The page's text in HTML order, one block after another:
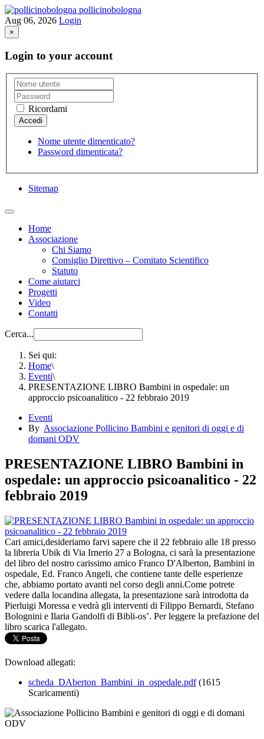
pollicinobologna
Aug 06, 2026 Login
×
Login to your account
Ricordami
Nome utente dimenticato?
Password dimenticata?
Sitemap
Home
Associazione
Chi Siamo
Consiglio Direttivo – Comitato Scientifico
Statuto
Come aiutarci
Progetti
Video
Contatti
Cerca...
Sei qui:
Home\
Eventi\
PRESENTAZIONE LIBRO Bambini in ospedale: un
approccio psicoanalitico - 22 febbraio 2019
Eventi
By Associazione Pollicino Bambini e genitori di oggi e di
domani ODV
PRESENTAZIONE LIBRO Bambini in
ospedale: un approccio psicoanalitico - 22
febbraio 2019
Cari amici,desideriamo farvi sapere che il 22 febbraio alle 18 presso
la libreria Ubik di Via Irnerio 27 a Bologna, ci sarà la presentazione
del libro del nostro carissimo amico Franco D'Alberton, Bambini in
ospedale, Ed. Franco Angeli, che contiene tante delle esperienze
che, abbiamo portato avanti nel corso degli anni.Come potrete
vedere dalla locandina allegata, la presentazione sarà introdotta da
Pierluigi Moressa e vedrà gli interventi di Filippo Bernardi, Stefano
Bolognini e Ilaria Gandolfi di Bibli-os’. Per leggere la prefazione del
libro scarica l'allegato.
Download allegati:
scheda_DAberton_Bambini_in_ospedale.pdf (1615
Scaricamenti)